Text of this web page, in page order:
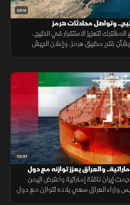
50:11
وتواصل محادثات هرمز
لتعزيز الاستقرار في الخليج،
فتح مضيق هرمز، وإعلان الجيش
52:21
والعراق يعزز توازنه مع دول
إيران ناقلة إماراتية واعترض اليمن
وزراء العراق سعي بلاده لتوازن مع دول